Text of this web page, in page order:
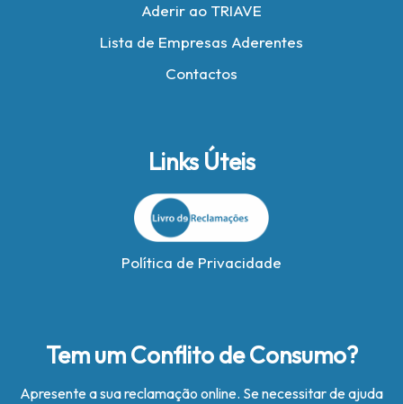
Aderir ao TRIAVE
Lista de Empresas Aderentes
Contactos
Links Úteis
Política de Privacidade
Tem um Conflito de Consumo?
Apresente a sua reclamação online. Se necessitar de ajuda